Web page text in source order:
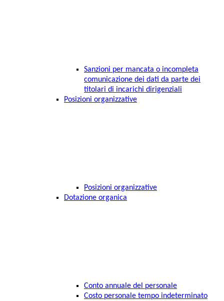
Sanzioni per mancata o incompleta
comunicazione dei dati da parte dei
titolari di incarichi dirigenziali
Posizioni organizzative
Posizioni organizzative
Dotazione organica
Conto annuale del personale
Costo personale tempo indeterminato